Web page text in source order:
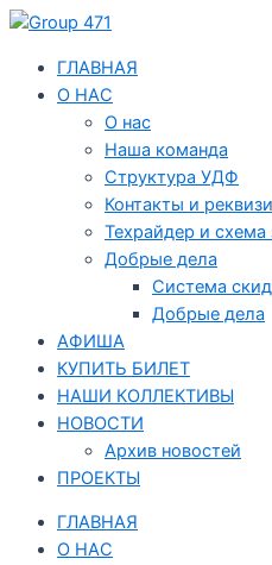
Перейти
содержимому
ГЛАВНАЯ
О НАС
О нас
Наша команда
Структура УДФ
Контакты и
Техрайдер и схема
Добрые дела
Система
Добрые дела
АФИША
КУПИТЬ БИЛЕТ
НАШИ КОЛЛЕКТИВЫ
НОВОСТИ
Архив новостей
ПРОЕКТЫ
ГЛАВНАЯ
О НАС
Навигация
записям